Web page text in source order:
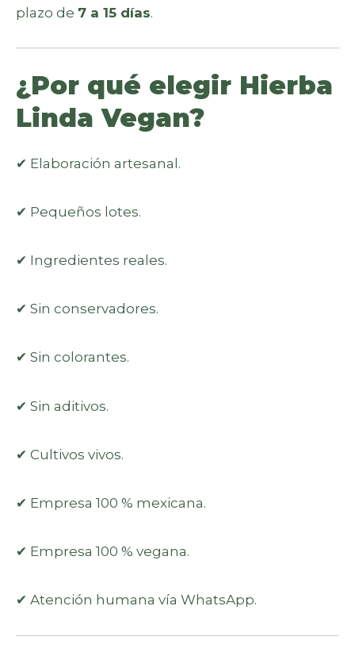
plazo de 7 a 15 días.
¿Por qué elegir Hierba
Linda Vegan?
✔ Elaboración artesanal.
✔ Pequeños lotes.
✔ Ingredientes reales.
✔ Sin conservadores.
✔ Sin colorantes.
✔ Sin aditivos.
✔ Cultivos vivos.
✔ Empresa 100 % mexicana.
✔ Empresa 100 % vegana.
✔ Atención humana vía WhatsApp.